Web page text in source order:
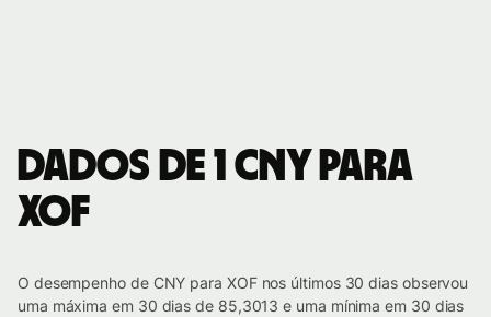
Dados de 1 CNY para
XOF
O desempenho de CNY para XOF nos últimos 30 dias observou
uma máxima em 30 dias de 85,3013 e uma mínima em 30 dias